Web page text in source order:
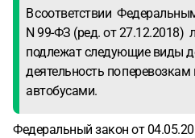
В соответствии
N 99-ФЗ (ред. от 27.12.2018)
подлежат следующие виды
деятельность по
автобусами.
Федеральный закон от